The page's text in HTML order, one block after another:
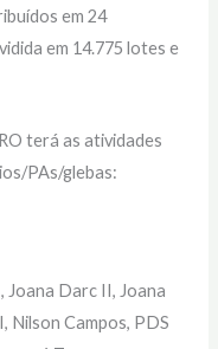
em 24
em 14.775 lotes e
terá as atividades
PAs/glebas:
Joana Darc II, Joana
Campos, PDS